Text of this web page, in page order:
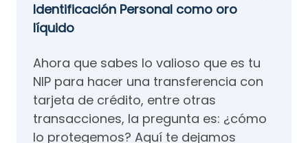
Identificación Personal como oro
líquido
Ahora que sabes lo valioso que es tu
NIP para hacer una transferencia con
tarjeta de crédito, entre otras
transacciones, la pregunta es: ¿cómo
lo protegemos? Aquí te dejamos